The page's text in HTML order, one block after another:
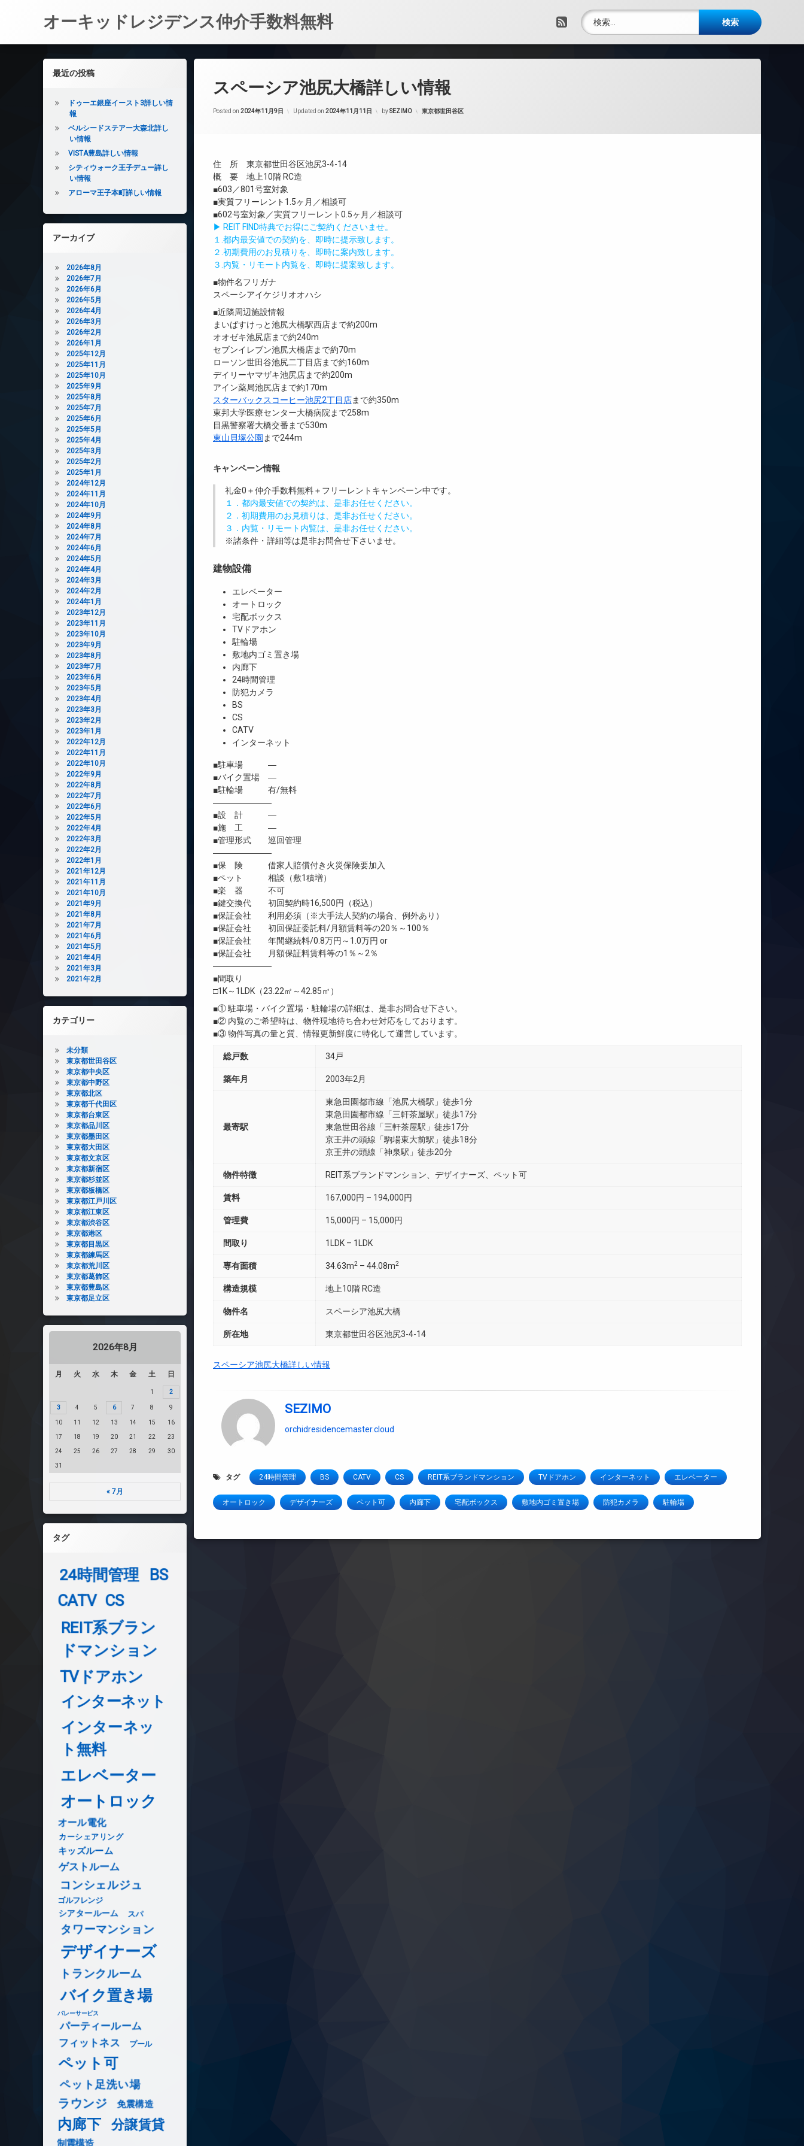
オーキッドレジデンス仲介手数料無料 RSS
検索:
スペーシア池尻大橋詳しい情報
Posted on 2024年11月9日 Updated on 2024年11月11日 bySEZIMO カテゴリー:
東京都世田谷区
住 所 東京都世田谷区池尻3-4-14
概 要 地上10階 RC造
■603／801号室対象
■実質フリーレント1.5ヶ月／相談可
■602号室対象／実質フリーレント0.5ヶ月／相談可
▶ REIT FIND特典でお得にご契約くださいませ。
１.都内最安値での契約を、即時に提示致します。
２.初期費用のお見積りを、即時に案内致します。
３.内覧・リモート内覧を、即時に提案致します。
■物件名フリガナ
スペーシアイケジリオオハシ
■近隣周辺施設情報
まいばすけっと池尻大橋駅西店まで約200m
オオゼキ池尻店まで約240m
セブンイレブン池尻大橋店まで約70m
ローソン世田谷池尻二丁目店まで約160m
デイリーヤマザキ池尻店まで約200m
アイン薬局池尻店まで約170m
スターバックスコーヒー池尻2丁目店まで約350m
東邦大学医療センター大橋病院まで258m
目黒警察署大橋交番まで530m
東山貝塚公園 まで244m
キャンペーン情報
礼金0 ＋仲介手数料無料＋ フリーレント キャンペーン中です。
１．都内最安値での契約は、是非お任せください。
２．初期費用のお見積りは、是非お任せください。
３．内覧・リモート内覧は、是非お任せください。
※諸条件・詳細等は是非お問合せ下さいませ。
建物設備
エレベーター
オートロック
宅配ボックス
TVドアホン
駐輪場
敷地内ゴミ置き場
内廊下
24時間管理
防犯カメラ
BS
CS
CATV
インターネット
■駐車場 ―
■バイク置場 ―
■駐輪場 有/無料
―――――――
■設 計 ―
■施 工 ―
■管理形式 巡回管理
―――――――
■保 険 借家人賠償付き火災保険要加入
■ペット 相談（敷1積増）
■楽 器 不可
■鍵交換代 初回契約時16,500円（税込）
■保証会社 利用必須（※大手法人契約の場合、例外あり）
■保証会社 初回保証委託料/月額賃料等の20％～100％
■保証会社 年間継続料/0.8万円～1.0万円 or
■保証会社 月額保証料賃料等の1％～2％
―――――――
■間取り
□1K～1LDK（23.22㎡～42.85㎡）
■① 駐車場・バイク置場・駐輪場の詳細は、是非お問合せ下さい。
■② 内覧のご希望時は、物件現地待ち合わせ対応をしております。
■③ 物件写真の量と質、情報更新鮮度に特化して運営しています。
総戸数 34戸
築年月 2003年2月
最寄駅
東急田園都市線「池尻大橋駅」徒歩1分
東急田園都市線「三軒茶屋駅」徒歩17分
東急世田谷線「三軒茶屋駅」徒歩17分
京王井の頭線「駒場東大前駅」徒歩18分
京王井の頭線「神泉駅」徒歩20分
物件特徴 REIT系ブランドマンション、デザイナーズ、ペット可
賃料 167,000円 – 194,000円
管理費 15,000円 – 15,000円
間取り 1LDK – 1LDK
専有面積 34.63m2 – 44.08m2
構造規模 地上10階 RC造
物件名 スペーシア池尻大橋
所在地 東京都世田谷区池尻3-4-14
スペーシア池尻大橋詳しい情報
SEZIMO
orchidresidencemaster.cloud
タグ 24時間管理 BS CATV CS REIT系ブランドマンション TVドアホン インターネット エレベーター
オートロック デザイナーズ ペット可 内廊下 宅配ボックス 敷地内ゴミ置き場 防犯カメラ 駐輪場
左サイドバー
最近の投稿
ドゥーエ銀座イースト3詳しい情
報
ベルシードステアー大森北詳し
い情報
VISTA豊島詳しい情報
シティウォーク王子デュー詳し
い情報
アローマ王子本町詳しい情報
アーカイブ
2026年8月
2026年7月
2026年6月
2026年5月
2026年4月
2026年3月
2026年2月
2026年1月
2025年12月
2025年11月
2025年10月
2025年9月
2025年8月
2025年7月
2025年6月
2025年5月
2025年4月
2025年3月
2025年2月
2025年1月
2024年12月
2024年11月
2024年10月
2024年9月
2024年8月
2024年7月
2024年6月
2024年5月
2024年4月
2024年3月
2024年2月
2024年1月
2023年12月
2023年11月
2023年10月
2023年9月
2023年8月
2023年7月
2023年6月
2023年5月
2023年4月
2023年3月
2023年2月
2023年1月
2022年12月
2022年11月
2022年10月
2022年9月
2022年8月
2022年7月
2022年6月
2022年5月
2022年4月
2022年3月
2022年2月
2022年1月
2021年12月
2021年11月
2021年10月
2021年9月
2021年8月
2021年7月
2021年6月
2021年5月
2021年4月
2021年3月
2021年2月
カテゴリー
未分類
東京都世田谷区
東京都中央区
東京都中野区
東京都北区
東京都千代田区
東京都台東区
東京都品川区
東京都墨田区
東京都大田区
東京都文京区
東京都新宿区
東京都杉並区
東京都板橋区
東京都江戸川区
東京都江東区
東京都渋谷区
東京都港区
東京都目黒区
東京都練馬区
東京都荒川区
東京都葛飾区
東京都豊島区
東京都足立区
2026年8月
月 火 水 木 金 土 日
1 2
3 4 5 6 7 8 9
10 11 12 13 14 15 16
17 18 19 20 21 22 23
24 25 26 27 28 29 30
31
« 7月
タグ
24時間管理
BS
CATV CS
REIT系ブラン
ドマンション
TVドアホン
インターネット
インターネッ
ト無料
エレベーター
オートロック
オール電化
カーシェアリング
キッズルーム
ゲストルーム
コンシェルジュ
ゴルフレンジ
シアタールーム スパ
タワーマンション
デザイナーズ
トランクルーム
バイク置き場
バレーサービス
パーティールーム
フィットネス プール
ペット可
ペット足洗い場
ラウンジ 免震構造
内廊下 分譲賃貸
制震構造